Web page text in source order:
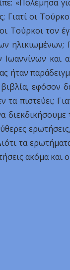
«Πολέμησα
Γιατί οι
οι Τούρκοι τον
ηλικιωμένων;
και
ήταν
εφόσον
τα πιστεύει;
τα
ακόμα